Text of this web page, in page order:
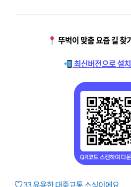
뚜벅이 맞춤 요즘 길 찾
최신버전으로 설